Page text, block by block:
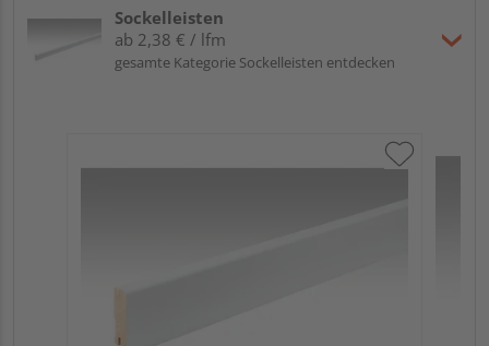
Sockelleisten
ab 2,38 € / lfm
gesamte Kategorie Sockelleisten entdecken